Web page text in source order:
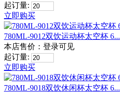
起订量:
立即购买
780ML-9012双饮运动杯太空杯 6...
本店售价： 登录可见
起订量:
立即购买
780ML-9018双饮休闲杯太空杯 6...